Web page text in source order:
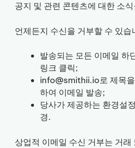
공지 및 관련 콘텐츠에 대한 소
언제든지 수신을 거부할 수 있습
발송되는 모든 이메일 하
링크 클릭;
info@smithii.io로 제목
하여 이메일 발송;
당사가 제공하는 환경설
경.
상업적 이메일 수신 거부는 거래